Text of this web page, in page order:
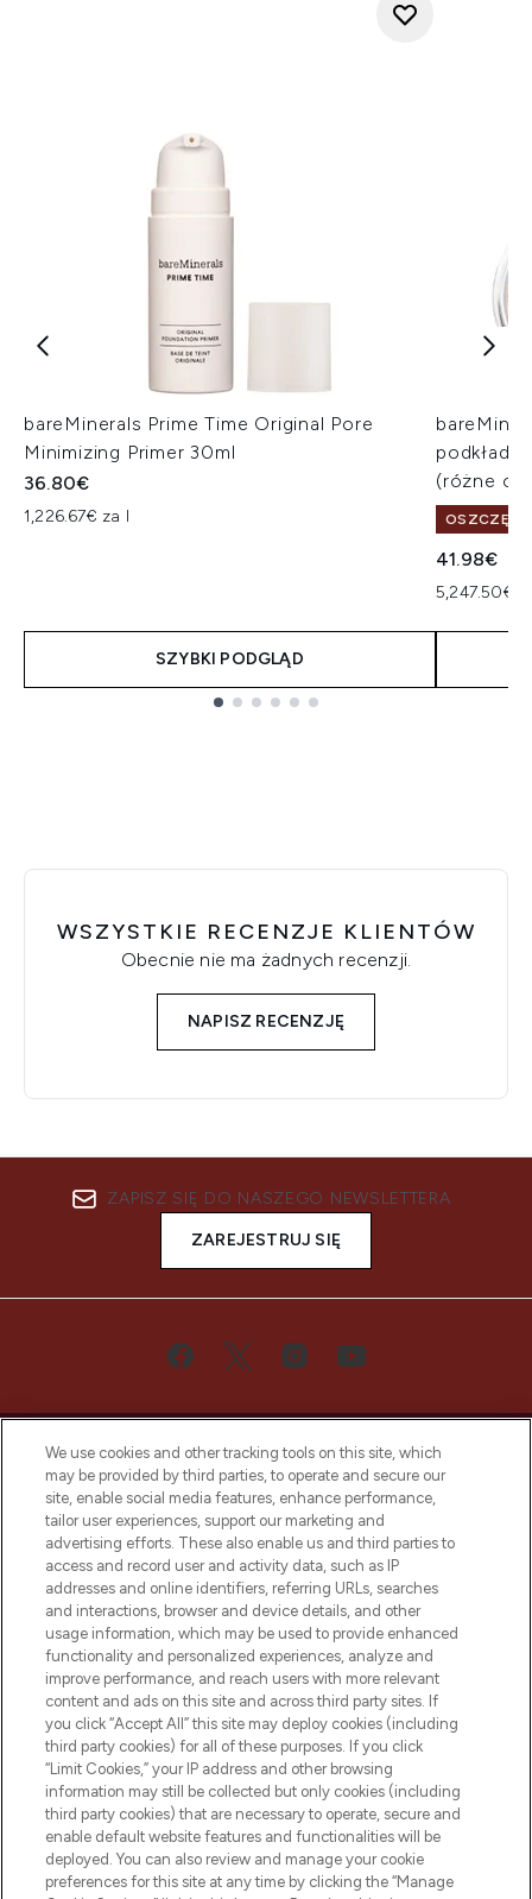
bareMinerals Prime Time Original Pore
Minimizing Primer 30ml
36.80€
1,226.67€ za l
SZYBKI PODGLĄD
podkład
(różne
OSZCZĘDŹ
41.98€
5,247.50€
WSZYSTKIE RECENZJE KLIENTÓW
Obecnie nie ma żadnych recenzji.
NAPISZ RECENZJĘ
ZAPISZ SIĘ DO NASZEGO NEWSLETTERA
ZAREJESTRUJ SIĘ
Bądź pierwszą osobą, która dowie się o
najnowszych produktach, od niszowych i
uznanych marek, sezonowych trendach i
otrzyma ekskluzywne artykuły redakcyjne
z Sunday Supplement.
Zgoda na pliki cookie
Do Not Sell or Share My Personal
Information
POMOC & INFORMACJE
WAŻNE INFORMACJE
We use cookies and other tracking tools on this site, which
may be provided by third parties, to operate and secure our
site, enable social media features, enhance performance,
tailor user experiences, support our marketing and
advertising efforts. These also enable us and third parties to
access and record user and activity data, such as IP
addresses and online identifiers, referring URLs, searches
and interactions, browser and device details, and other
usage information, which may be used to provide enhanced
functionality and personalized experiences, analyze and
improve performance, and reach users with more relevant
content and ads on this site and across third party sites. If
you click “Accept All” this site may deploy cookies (including
third party cookies) for all of these purposes. If you click
“Limit Cookies,” your IP address and other browsing
information may still be collected but only cookies (including
third party cookies) that are necessary to operate, secure and
enable default website features and functionalities will be
deployed. You can also review and manage your cookie
preferences for this site at any time by clicking the “Manage